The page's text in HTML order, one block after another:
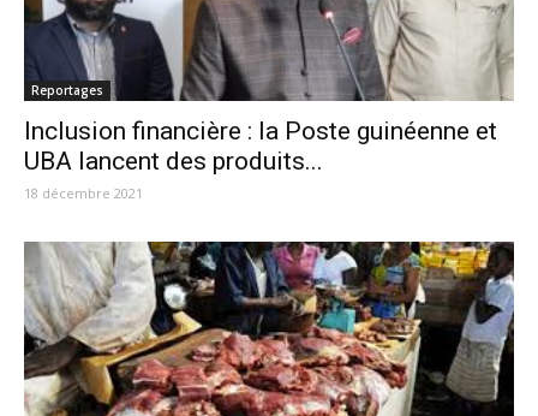
Reportages
Inclusion financière : la Poste guinéenne et
UBA lancent des produits...
18 décembre 2021